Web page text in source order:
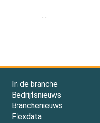
....
In de branche
Bedrijfsnieuws
Branchenieuws
Flexdata